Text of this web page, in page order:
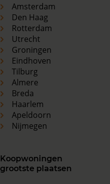
Amsterdam
Den Haag
Rotterdam
Utrecht
Groningen
Eindhoven
Tilburg
Almere
Breda
Haarlem
Apeldoorn
Nijmegen
Koopwoningen
grootste plaatsen